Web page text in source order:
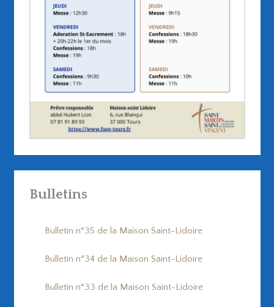
Bulletins
Bulletin n°35 de la Maison Saint-Lidoire
Bulletin n°34 de la Maison Saint-Lidoire
Bulletin n°33 de la Maison Saint-Lidoire